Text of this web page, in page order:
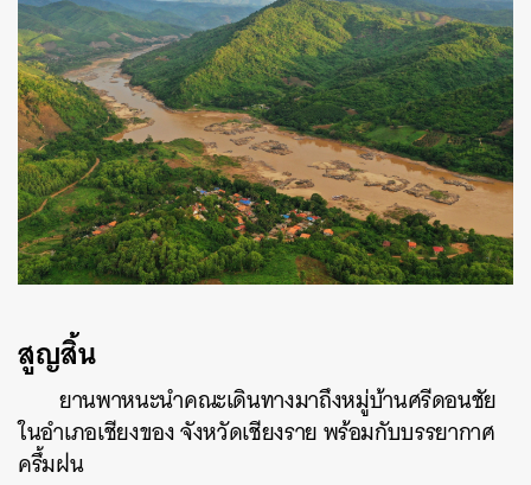
สูญสิ้น
ยานพาหนะนำคณะเดินทางมาถึงหมู่บ้านศรีดอนชัย
ในอำเภอเชียงของ จังหวัดเชียงราย พร้อมกับบรรยากาศ
ครึ้มฝน